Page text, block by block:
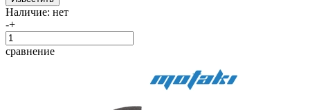
Наличие: нет
-+
сравнение